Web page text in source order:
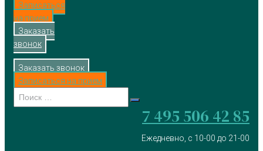
Записаться
на прием
Заказать
звонок
Заказать звонок
Записаться на прием
7 495 506 42 85
Ежедневно, с 10-00 до 21-00